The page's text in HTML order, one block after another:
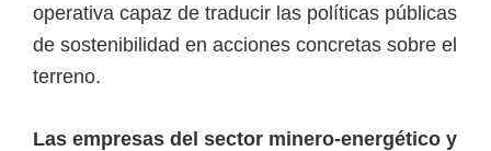
operativa capaz de traducir las políticas públicas
de sostenibilidad en acciones concretas sobre el
terreno.
Las empresas del sector minero-energético y